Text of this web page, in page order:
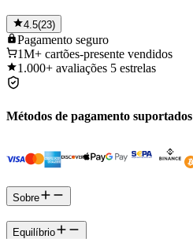
4.5(23)
Pagamento seguro
1M+ cartões-presente vendidos
1.000+ avaliações 5 estrelas
Métodos de pagamento suportados
Sobre
Equilíbrio